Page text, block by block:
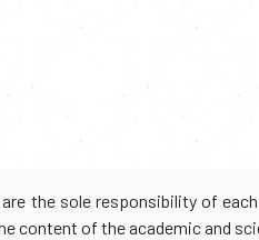
the sole responsibility of
of the academic and